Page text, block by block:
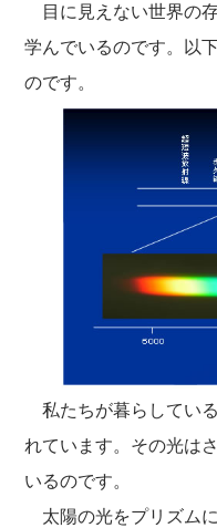
目に見えない世界の
学んでいるのです。以
のです。
私たちが暮らしてい
れています。その光は
いるのです。
太陽の光をプリズム